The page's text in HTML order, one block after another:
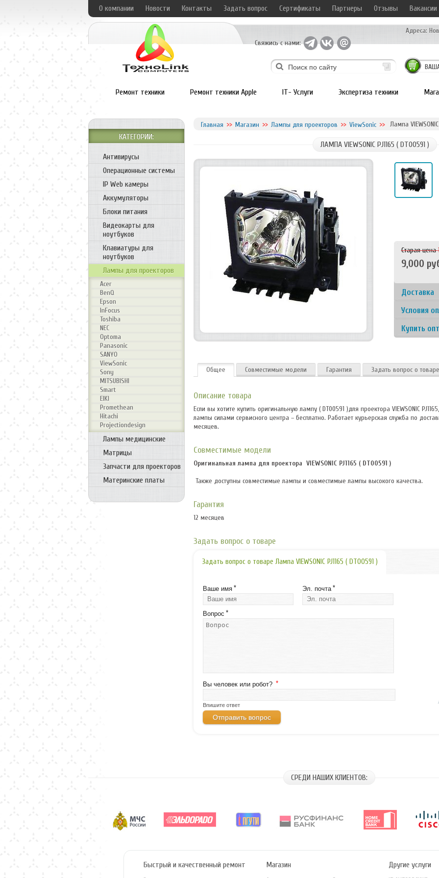
О компании Новости Контакты Задать вопрос Сертификаты Партнеры Отзывы Вакансии
Свяжись с нами:
Адреса:
Ремонт техники Ремонт техники Apple IT- Услуги Экспертиза техники
Главная Магазин Лампы для проекторов ViewSonic Лампа
ЛАМПА VIEWSONIC PJ1165 ( DT00591 )
Старая цена
9,000
Доставка
Курьером -
Курьером
забираете с
Самовывоз
Условия
Наличными
После
После
товарную
Купить
Выгодно
магазинов
Особые
Общее Совместимые модели Гарантия Задать вопрос о товаре
Описание товара
Если вы хотите купить оригинальную лампу ( DT00591 )для проектора VIEWSONIC PJ1165
лампы силами сервисного центра – бесплатно. Работает курьерская служба по
месяцев.
Совместимые модели
Оригинальная лампа для проектора VIEWSONIC PJ1165 ( DT00591 )
Также доступны совместимые лампы и совместимые лампы высокого качества.
Гарантия
12 месяцев
Задать вопрос о товаре
Задать вопрос о товаре Лампа VIEWSONIC PJ1165 ( DT00591 )
Ваше имя * Эл. почта *
Вопрос *
Вы человек или робот? *
Впишите ответ
КАТЕГОРИИ:
Антивирусы
Операционные системы
IP Web камеры
Аккумуляторы
Блоки питания
Видеокарты для
ноутбуков
Клавиатуры для
ноутбуков
Лампы для проекторов
Acer
BenQ
Epson
InFocus
Toshiba
NEC
Optoma
Panasonic
SANYO
ViewSonic
Sony
MITSUBISHI
Smart
EIKI
Promethean
Hitachi
Projectiondesign
Лампы медицинские
Матрицы
Запчасти для проекторов
Материнские платы
СРЕДИ НАШИХ КЛИЕНТОВ:
Быстрый и качественный ремонт Магазин Другие услуги